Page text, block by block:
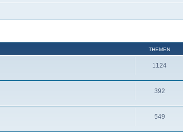
THEMEN
1124
392
549